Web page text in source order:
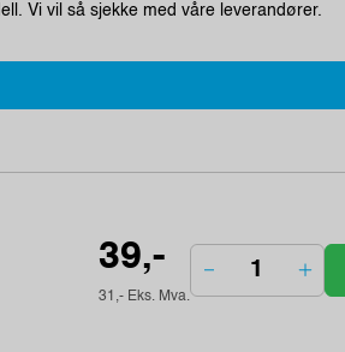
Vi vil så sjekke med våre leverandører.
39,-
31,- Eks. Mva.